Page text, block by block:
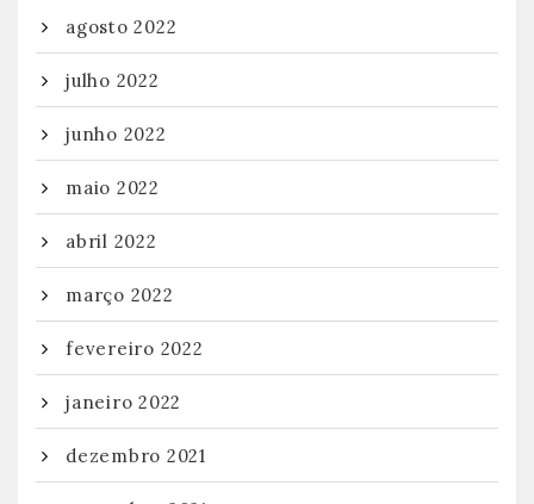
agosto 2022
julho 2022
junho 2022
maio 2022
abril 2022
março 2022
fevereiro 2022
janeiro 2022
dezembro 2021